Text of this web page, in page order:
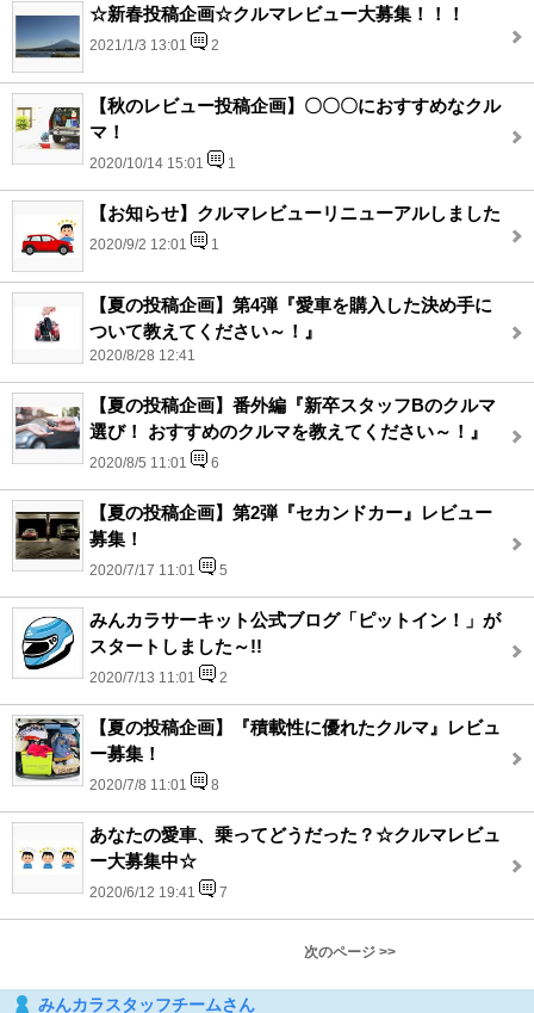
☆新春投稿企画☆クルマレビュー大募集！！！
2021/1/3 13:01 2
【秋のレビュー投稿企画】〇〇〇におすすめなクル
マ！
2020/10/14 15:01 1
【お知らせ】クルマレビューリニューアルしました
2020/9/2 12:01 1
【夏の投稿企画】第4弾『愛車を購入した決め手に
ついて教えてください～！』
2020/8/28 12:41
【夏の投稿企画】番外編『新卒スタッフBのクルマ
選び！ おすすめのクルマを教えてください～！』
2020/8/5 11:01 6
【夏の投稿企画】第2弾『セカンドカー』レビュー
募集！
2020/7/17 11:01 5
みんカラサーキット公式ブログ「ピットイン！」が
スタートしました～!!
2020/7/13 11:01 2
【夏の投稿企画】『積載性に優れたクルマ』レビュ
ー募集！
2020/7/8 11:01 8
あなたの愛車、乗ってどうだった？☆クルマレビュ
ー大募集中☆
2020/6/12 19:41 7
次のページ >>
みんカラスタッフチームさん